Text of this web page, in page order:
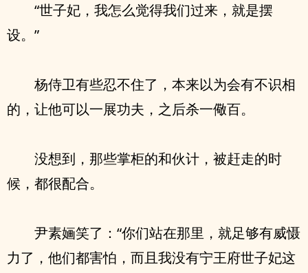
“世子妃，我怎么觉得我们过来，就是摆
设。”
杨侍卫有些忍不住了，本来以为会有不识相
的，让他可以一展功夫，之后杀一儆百。
没想到，那些掌柜的和伙计，被赶走的时
候，都很配合。
尹素婳笑了：“你们站在那里，就足够有威慑
力了，他们都害怕，而且我没有宁王府世子妃这